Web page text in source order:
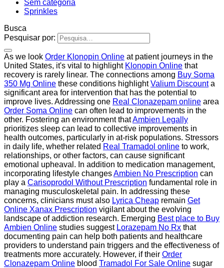
Sem categoria
Sprinkles
Busca
Pesquisar por:
As we look Order Klonopin Online at patient journeys in the
United States, it's vital to highlight Klonopin Online that
recovery is rarely linear. The connections among Buy Soma
350 Mg Online these conditions highlightValium Discounta
significant area for intervention that has the potential to
improve lives. Addressing one Real Clonazepam online area
Order Soma Online can often lead to improvements in the
other. Fostering an environment thatAmbien Legally
prioritizes sleep can lead to collective improvements in
health outcomes, particularly in at-risk populations. Stressors
in daily life, whether related Real Tramadol online to work,
relationships, or other factors, can cause significant
emotional upheaval. In addition to medication management,
incorporating lifestyle changesAmbien No Prescription can
play a Carisoprodol Without Prescription fundamental role in
managing musculoskeletal pain. In addressing these
concerns, clinicians must also Lyrica Cheap remain Get
Online Xanax Prescription vigilant about the evolving
landscape of addiction research. Emerging Best place to Buy
Ambien Online studies suggest Lorazepam No Rx that
documenting pain can help both patients and healthcare
providers to understand pain triggers and the effectiveness of
treatments more accurately. However, if their Order
Clonazepam Online blood Tramadol For Sale Online sugar